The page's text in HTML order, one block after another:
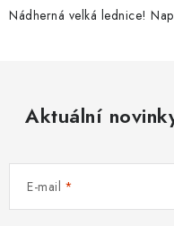
Nádherná velká lednice!
Aktuální
E-mail